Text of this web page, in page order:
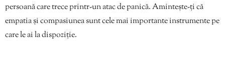
persoană care trece printr-un atac de panică. Amintește-ți că
empatia și compasiunea sunt cele mai importante instrumente pe
care le ai la dispoziție.